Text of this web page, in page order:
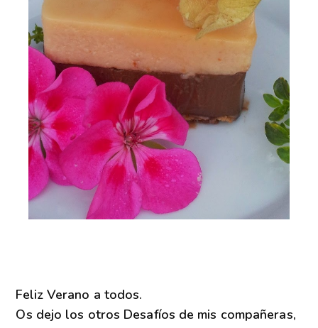
Feliz Verano a todos.
Os dejo los otros Desafíos de mis compañeras,